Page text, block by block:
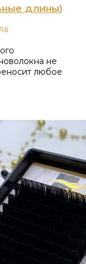
длины)
не
любое